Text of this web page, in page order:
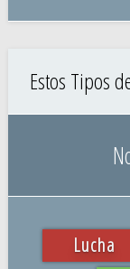
Estos Tipos
Lucha